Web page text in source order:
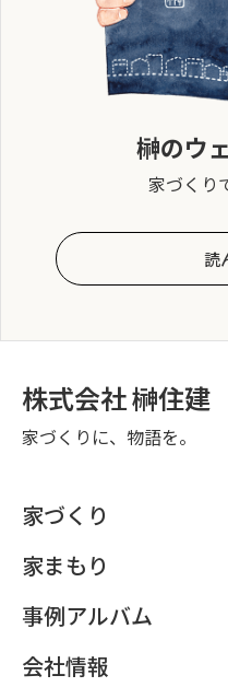
榊のウ
家づくり
読
株式会社 榊住建
家づくりに、物語を。
家づくり
家まもり
事例アルバム
会社情報